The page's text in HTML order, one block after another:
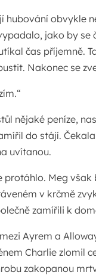
hubování obvykle
jako by se
čas příjemně.
Nakonec se
nějaké peníze,
do stájí.
uvítanou.
protáhlo. Meg
v krčmě
zamířili k
Ayrem a
Charlie zlomil
zakopanou